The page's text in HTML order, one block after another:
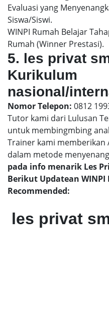
Evaluasi yang
Siswa/Siswi.
WINPI Rumah Belajar
Rumah (Winner Prestasi).
5. les privat
Kurikulum
nasional/
Nomor Telepon: 0812
Tutor kami dari Lulusan
untuk membingmbing
Trainer kami
dalam metode
pada info menarik Les
Berikut Updatean WINPI
Recommended:
les privat